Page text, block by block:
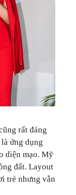
rất đáng
ứng dụng
diện mạo. Mỹ
đất. Layout
trẻ nhưng vẫn